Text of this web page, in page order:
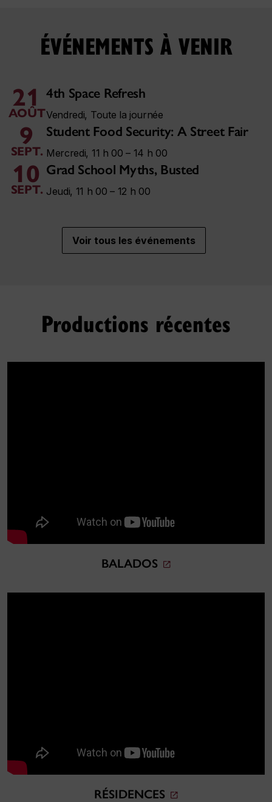
ÉVÉNEMENTS À VENIR
21
AOÛT
4th Space Refresh
Vendredi, Toute la journée
9
SEPT.
Student Food Security: A Street Fair
Mercredi, 11 h 00 – 14 h 00
10
SEPT.
Grad School Myths, Busted
Jeudi, 11 h 00 – 12 h 00
Voir tous les événements
Productions récentes
BALADOS
RÉSIDENCES